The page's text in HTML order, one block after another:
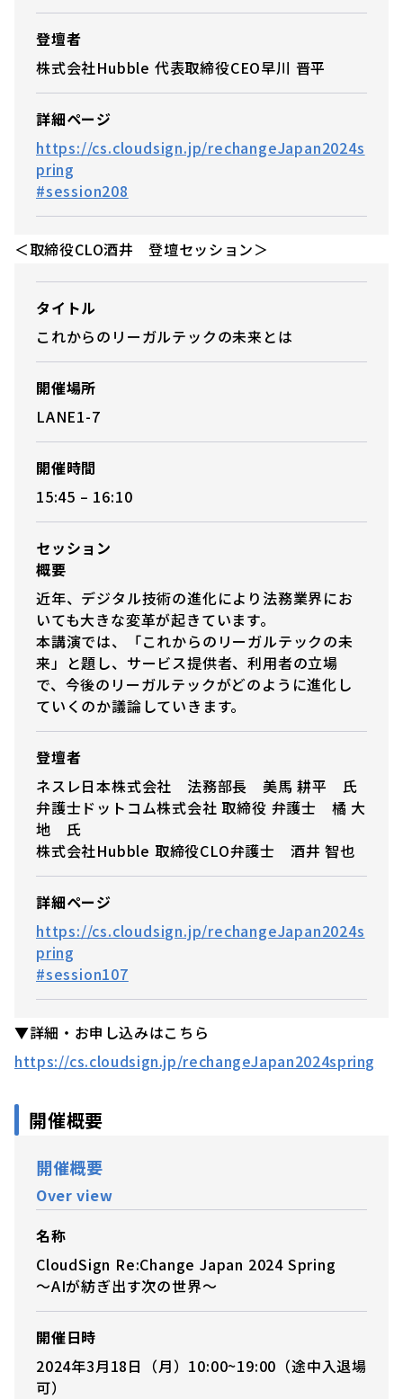
登壇者
株式会社Hubble 代表取締役CEO早川 晋平
詳細ページ
https://cs.cloudsign.jp/rechangeJapan2024s
pring
#session208
＜取締役CLO酒井 登壇セッション＞
タイトル
これからのリーガルテックの未来とは
開催場所
LANE1-7
開催時間
15:45 – 16:10
セッション
概要
近年、デジタル技術の進化により法務業界にお
いても大きな変革が起きています。
本講演では、「これからのリーガルテックの未
来」と題し、サービス提供者、利用者の立場
で、今後のリーガルテックがどのように進化し
ていくのか議論していきます。
登壇者
ネスレ日本株式会社 法務部長 美馬 耕平 氏
弁護士ドットコム株式会社 取締役 弁護士 橘 大
地 氏
株式会社Hubble 取締役CLO弁護士 酒井 智也
詳細ページ
https://cs.cloudsign.jp/rechangeJapan2024s
pring
#session107
▼詳細・お申し込みはこちら
https://cs.cloudsign.jp/rechangeJapan2024spring
開催概要
開催概要
Over view
名称
CloudSign Re:Change Japan 2024 Spring
〜AIが紡ぎ出す次の世界〜
開催日時
2024年3月18日（月）10:00~19:00（途中入退場
可）